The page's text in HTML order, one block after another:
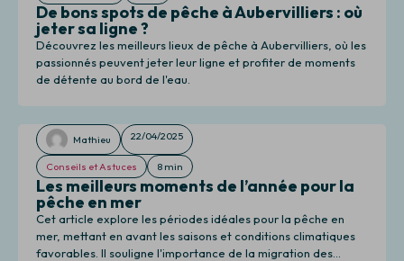
De bons spots de pêche à Aubervilliers : où
jeter sa ligne ?
Découvrez les meilleurs lieux de pêche à Aubervilliers, où les
passionnés peuvent jeter leur ligne et profiter de moments
de détente au bord de l'eau.
Mathieu 22/04/2025
Conseils et Astuces 8 min
Les meilleurs moments de l’année pour la
pêche en mer
Cet article explore les périodes idéales pour la pêche en
mer, mettant en avant les saisons et conditions climatiques
favorables. Il souligne l'importance de la migration des